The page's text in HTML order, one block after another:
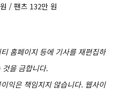
/ 팬츠 132만 원
홈페이지 등에 기사를 재편집하
것을 금합니다.
익은 책임지지 않습니다. 웹사이